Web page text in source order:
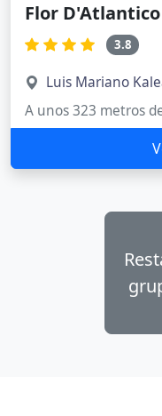
Flor D'Atlantico
3.8
Luis Mariano
A unos 323 metros